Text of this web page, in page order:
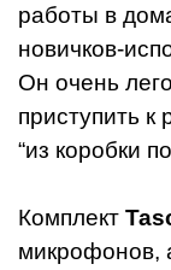
работы в
новичков-
Он очень
приступить к
“из коробки
Комплект
микрофонов,